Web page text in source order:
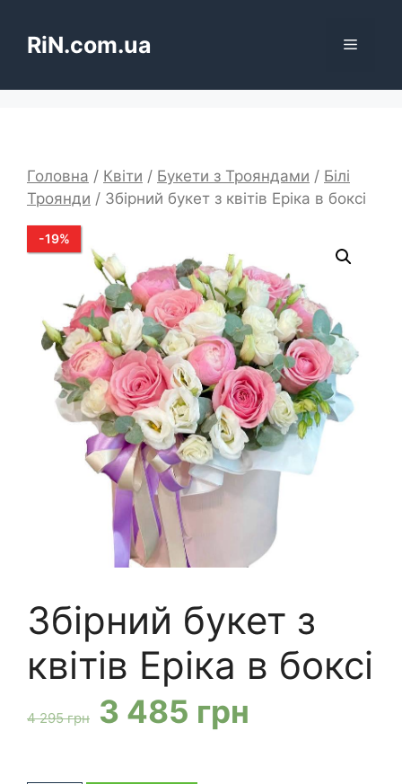
вмістуRiN.com.ua Меню
Головна / Квіти / Букети з Трояндами / Білі
Троянди / Збірний букет з квітів Еріка в боксі
-19%
Збірний букет з
квітів Еріка в боксі
4 295грн
Оригінальна
3 485 грн